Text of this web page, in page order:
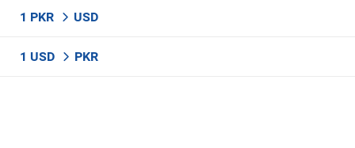
1 PKR USD
1 USD PKR